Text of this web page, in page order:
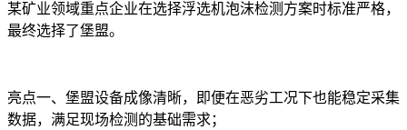
某矿业领域重点企业在选择浮选机泡沫检测方案时标准严格，
最终选择了堡盟。
亮点一、堡盟设备成像清晰，即便在恶劣工况下也能稳定采集
数据，满足现场检测的基础需求；